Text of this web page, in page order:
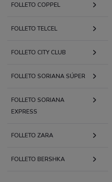
FOLLETO COPPEL
FOLLETO TELCEL
FOLLETO CITY CLUB
FOLLETO SORIANA SÚPER
FOLLETO SORIANA
EXPRESS
FOLLETO ZARA
FOLLETO BERSHKA